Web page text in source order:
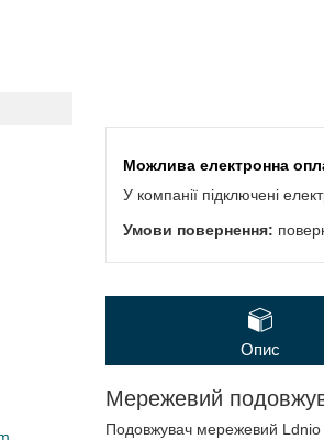
У компанії підключені
Опис
Мережевий
Подовжувач мережевий Ldnio